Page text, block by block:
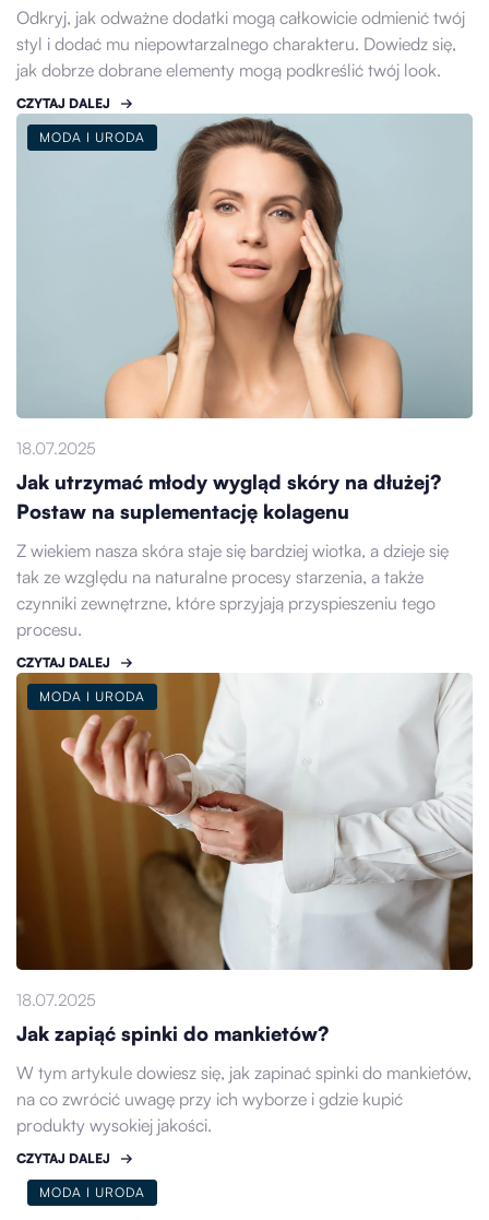
Odkryj, jak odważne dodatki mogą całkowicie odmienić twój
styl i dodać mu niepowtarzalnego charakteru. Dowiedz się,
jak dobrze dobrane elementy mogą podkreślić twój look.
CZYTAJ DALEJ
MODA I URODA
18.07.2025
Jak utrzymać młody wygląd skóry na dłużej?
Postaw na suplementację kolagenu
Z wiekiem nasza skóra staje się bardziej wiotka, a dzieje się
tak ze względu na naturalne procesy starzenia, a także
czynniki zewnętrzne, które sprzyjają przyspieszeniu tego
procesu.
CZYTAJ DALEJ
MODA I URODA
18.07.2025
Jak zapiąć spinki do mankietów?
W tym artykule dowiesz się, jak zapinać spinki do mankietów,
na co zwrócić uwagę przy ich wyborze i gdzie kupić
produkty wysokiej jakości.
CZYTAJ DALEJ
MODA I URODA